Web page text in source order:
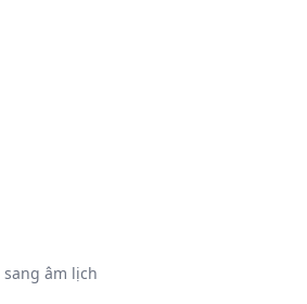
âm lịch